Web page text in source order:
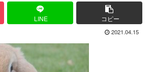
LINE コピー
2021.04.15